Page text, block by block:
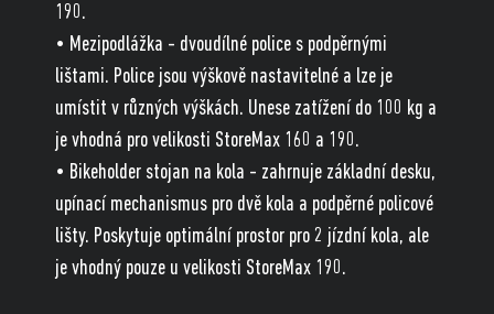
190.
• Mezipodlážka - dvoudílné police s podpěrnými
lištami. Police jsou výškově nastavitelné a lze je
umístit v různých výškách. Unese zatížení do 100 kg a
je vhodná pro velikosti StoreMax 160 a 190.
• Bikeholder stojan na kola - zahrnuje základní desku,
upínací mechanismus pro dvě kola a podpěrné policové
lišty. Poskytuje optimální prostor pro 2 jízdní kola, ale
je vhodný pouze u velikosti StoreMax 190.